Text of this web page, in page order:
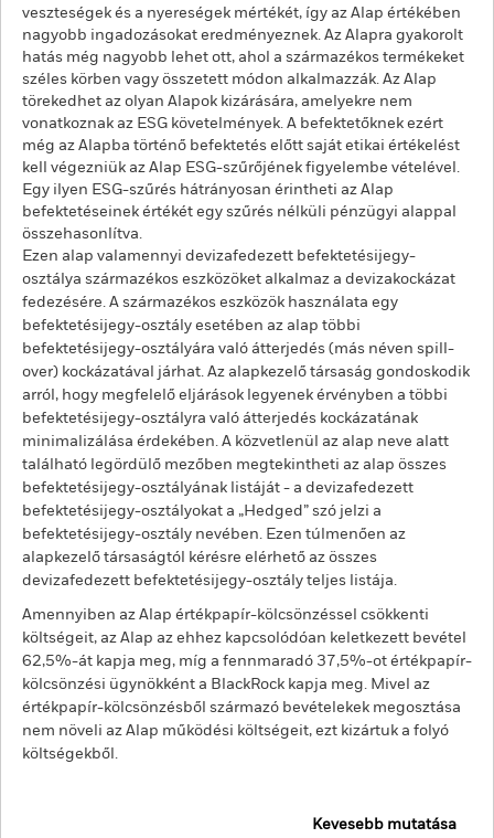
veszteségek és a nyereségek mértékét, így az Alap értékében
nagyobb ingadozásokat eredményeznek. Az Alapra gyakorolt
hatás még nagyobb lehet ott, ahol a származékos termékeket
széles körben vagy összetett módon alkalmazzák. Az Alap
törekedhet az olyan Alapok kizárására, amelyekre nem
vonatkoznak az ESG követelmények. A befektetőknek ezért
még az Alapba történő befektetés előtt saját etikai értékelést
kell végezniük az Alap ESG-szűrőjének figyelembe vételével.
Egy ilyen ESG-szűrés hátrányosan érintheti az Alap
befektetéseinek értékét egy szűrés nélküli pénzügyi alappal
összehasonlítva.
Ezen alap valamennyi devizafedezett befektetésijegy-
osztálya származékos eszközöket alkalmaz a devizakockázat
fedezésére. A származékos eszközök használata egy
befektetésijegy-osztály esetében az alap többi
befektetésijegy-osztályára való átterjedés (más néven spill-
over) kockázatával járhat. Az alapkezelő társaság gondoskodik
arról, hogy megfelelő eljárások legyenek érvényben a többi
befektetésijegy-osztályra való átterjedés kockázatának
minimalizálása érdekében. A közvetlenül az alap neve alatt
található legördülő mezőben megtekintheti az alap összes
befektetésijegy-osztályának listáját - a devizafedezett
befektetésijegy-osztályokat a „Hedged” szó jelzi a
befektetésijegy-osztály nevében. Ezen túlmenően az
alapkezelő társaságtól kérésre elérhető az összes
devizafedezett befektetésijegy-osztály teljes listája.
Amennyiben az Alap értékpapír-kölcsönzéssel csökkenti
költségeit, az Alap az ehhez kapcsolódóan keletkezett bevétel
62,5%-át kapja meg, míg a fennmaradó 37,5%-ot értékpapír-
kölcsönzési ügynökként a BlackRock kapja meg. Mivel az
értékpapír-kölcsönzésből származó bevételekek megosztása
nem növeli az Alap működési költségeit, ezt kizártuk a folyó
költségekből.
Kevesebb mutatása